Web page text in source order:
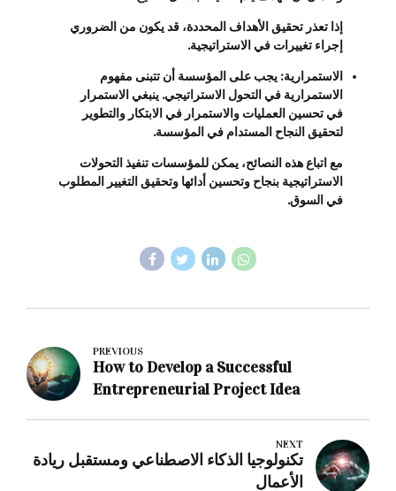
إذا تعذر تحقيق الأهداف المحددة، قد يكون من الضروري
إجراء تغييرات في الاستراتيجية.
الاستمرارية: يجب على المؤسسة أن تتبنى مفهوم
الاستمرارية في التحول الاستراتيجي. ينبغي الاستمرار
في تحسين العمليات والاستمرار في الابتكار والتطوير
لتحقيق النجاح المستدام في المؤسسة.
مع اتباع هذه النصائح، يمكن للمؤسسات تنفيذ التحولات
الاستراتيجية بنجاح وتحسين أدائها وتحقيق التغيير المطلوب
في السوق.
PREVIOUS
How to Develop a Successful
Entrepreneurial Project Idea
NEXT
تكنولوجيا الذكاء الاصطناعي ومستقبل ريادة
الأعمال